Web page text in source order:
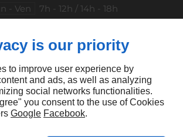
- Ven
7h - 12h / 14h - 18h
À PROPOS
Mentions légales
Plan du site
SUIVEZ-NOUS
is our priority
to improve user experience by
and ads, as well as analyzing
social networks functionalities.
you consent to the use of Cookies
Google Facebook.